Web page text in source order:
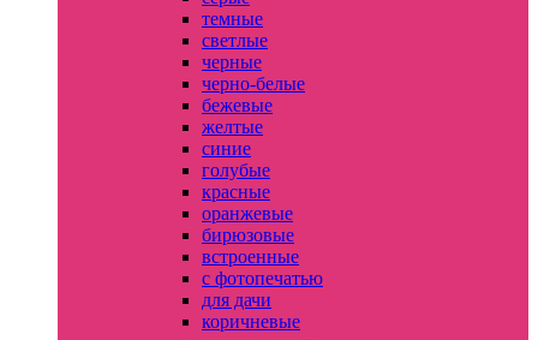
темные
светлые
черные
черно-белые
бежевые
желтые
синие
голубые
красные
оранжевые
бирюзовые
встроенные
с фотопечатью
для дачи
коричневые